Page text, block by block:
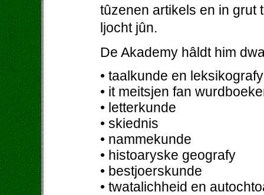
tûzenen artikels en in grut
ljocht jûn.
De Akademy hâldt him
• taalkunde en leksikografy
• it meitsjen fan
• letterkunde
• skiednis
• nammekunde
• histoaryske geografy
• bestjoerskunde
• twatalichheid en